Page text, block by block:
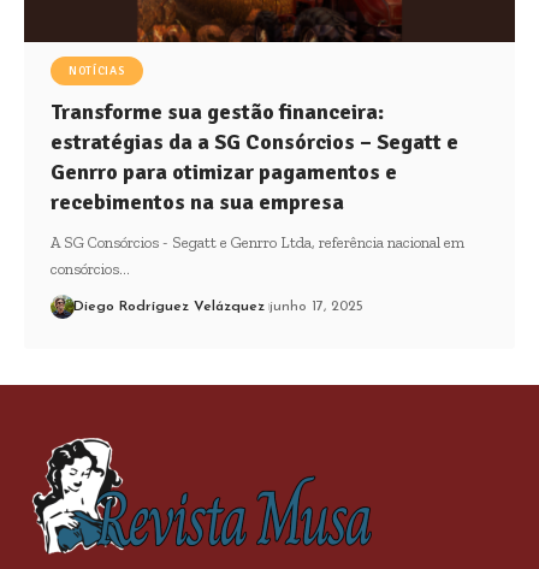
NOTÍCIAS
Transforme sua gestão financeira:
estratégias da a SG Consórcios – Segatt e
Genrro para otimizar pagamentos e
recebimentos na sua empresa
A SG Consórcios - Segatt e Genrro Ltda, referência nacional em
consórcios…
Diego Rodríguez Velázquez junho 17, 2025